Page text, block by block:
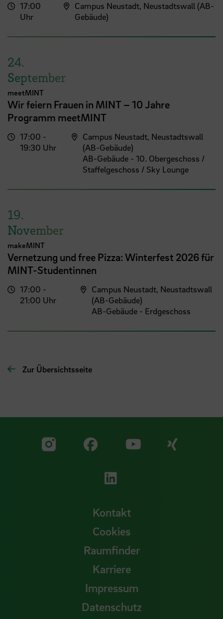
17:00
Uhr
Campus Neustadt, Neustadtswall (AB-
Gebäude)
24.
September
meetMINT
Wir feiern Frauen in MINT – 10 Jahre
Programm meetMINT
17:00 -
19:30 Uhr
Campus Neustadt, Neustadtswall
(AB-Gebäude)
AB-Gebäude - 10. Obergeschoss /
Staffelgeschoss / Sky Lounge
19.
November
makeMINT
Vernetzung und free Pizza: Winterfest 2026 für
MINT-Studentinnen
17:00 -
21:00 Uhr
Campus Neustadt, Neustadtswall
(AB-Gebäude)
AB-Gebäude - Erdgeschoss
Zur Übersichtsseite
Zu unserer Facebook
Zu
Zu unserer
Kontakt
Cookies
Raumfinder
Karriere
Impressum
Datenschutz